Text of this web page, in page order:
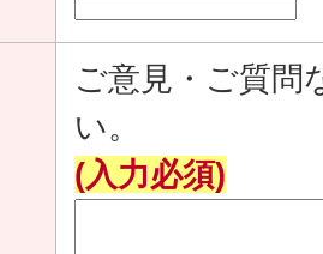
ご意見・ご質問
い。
(入力必須)